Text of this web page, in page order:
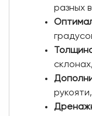
разных